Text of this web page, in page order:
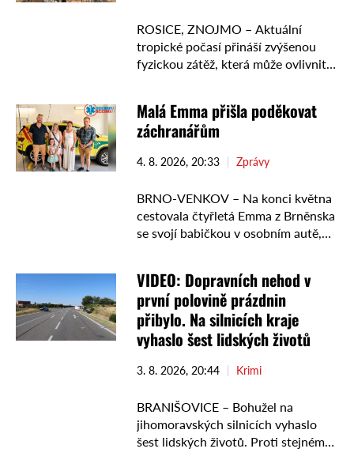
ROSICE, ZNOJMO – Aktuální
tropické počasí přináší zvýšenou
fyzickou zátěž, která může ovlivnit i
vážným pracovním úrazům. První
úraz se …
Malá Emma přišla poděkovat
záchranářům
4. 8. 2026, 20:33 Zprávy
BRNO-VENKOV – Na konci května
cestovala čtyřletá Emma z Brněnska
se svojí babičkou v osobním autě,
Operační středisko vyslalo …
VIDEO: Dopravních nehod v
první polovině prázdnin
přibylo. Na silnicích kraje
vyhaslo šest lidských životů
3. 8. 2026, 20:44 Krimi
BRANIŠOVICE – Bohužel na
jihomoravských silnicích vyhaslo
šest lidských životů. Proti stejnému